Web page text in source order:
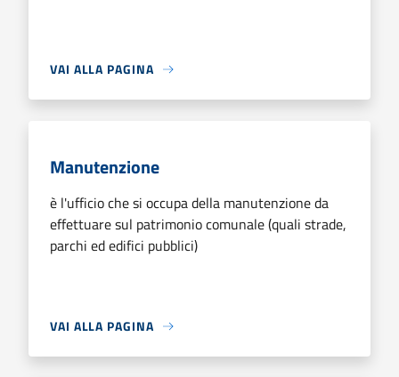
VAI ALLA PAGINA
Manutenzione
è l'ufficio che si occupa della manutenzione da
effettuare sul patrimonio comunale (quali strade,
parchi ed edifici pubblici)
VAI ALLA PAGINA